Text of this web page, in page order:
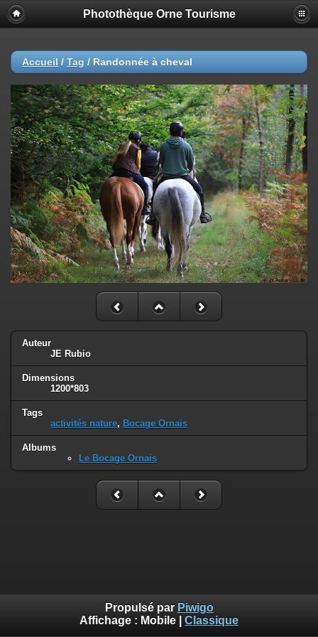
Photothèque Orne Tourisme
Accueil / Tag / Randonnée à cheval
Auteur
JE Rubio
Dimensions
1200*803
Tags
activités nature, Bocage Ornais
Albums
Le Bocage Ornais
Propulsé par Piwigo
Affichage : Mobile Classique